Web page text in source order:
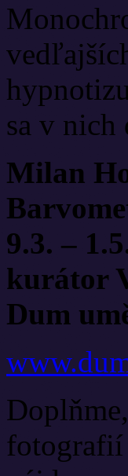
sa v
Milan
9.3. –
kurátor
Dum